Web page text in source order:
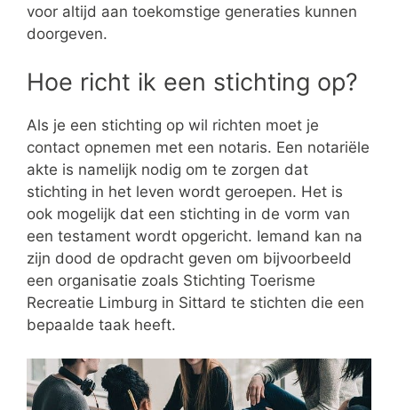
voor altijd aan toekomstige generaties kunnen
doorgeven.
Hoe richt ik een stichting op?
Als je een stichting op wil richten moet je
contact opnemen met een notaris. Een notariële
akte is namelijk nodig om te zorgen dat
stichting in het leven wordt geroepen. Het is
ook mogelijk dat een stichting in de vorm van
een testament wordt opgericht. Iemand kan na
zijn dood de opdracht geven om bijvoorbeeld
een organisatie zoals Stichting Toerisme
Recreatie Limburg in Sittard te stichten die een
bepaalde taak heeft.